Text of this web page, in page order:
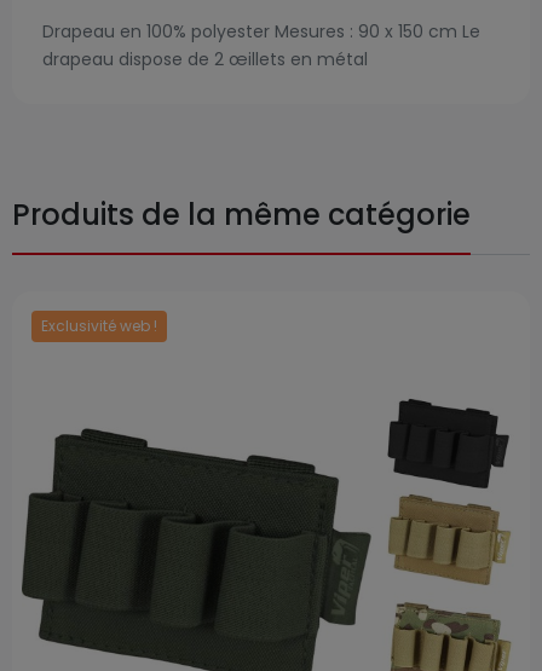
Drapeau en 100% polyester Mesures : 90 x 150 cm Le
drapeau dispose de 2 œillets en métal
Produits de la même catégorie
Exclusivité web !